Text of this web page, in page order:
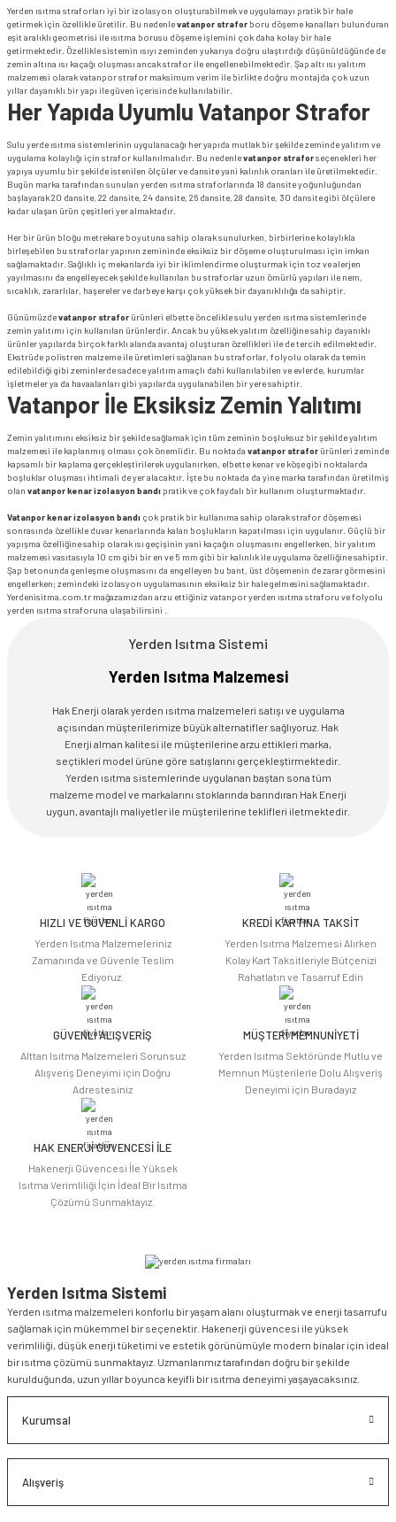
Yerden ısıtma straforları iyi bir izolasyon oluşturabilmek ve uygulamayı pratik bir hale
getirmek için özellikle üretilir. Bu nedenlevatanpor strafor boru döşeme kanalları bulunduran
eşit aralıklı geometrisi ile ısıtma borusu döşeme işlemini çok daha kolay bir hale
getirmektedir. Özellikle sistemin ısıyı zeminden yukarıya doğru ulaştırdığı düşünüldüğünde de
zemin altına ısı kaçağı oluşması ancak strafor ile engellenebilmektedir. Şap altı ısı yalıtım
malzemesi olarak vatanpor strafor maksimum verim ile birlikte doğru montajda çok uzun
yıllar dayanıklı bir yapı ile güven içerisinde kullanılabilir.
Her Yapıda Uyumlu Vatanpor Strafor
Sulu yerde ısıtma sistemlerinin uygulanacağı her yapıda mutlak bir şekilde zeminde yalıtım ve
uygulama kolaylığı için strafor kullanılmalıdır. Bu nedenlevatanpor straforseçenekleri her
yapıya uyumlu bir şekilde istenilen ölçüler ve dansite yani kalınlık oranları ile üretilmektedir.
Bugün marka tarafından sunulan yerden ısıtma straforlarında 18 dansite yoğunluğundan
başlayarak 20 dansite, 22 dansite, 24 dansite, 26 dansite, 28 dansite, 30 dansite gibi ölçülere
kadar ulaşan ürün çeşitleri yer almaktadır.
Her bir ürün bloğu metrekare boyutuna sahip olarak sunulurken, birbirlerine kolaylıkla
birleşebilen bu straforlar yapının zemininde eksiksiz bir döşeme oluşturulması için imkan
sağlamaktadır. Sağlıklı iç mekanlarda iyi bir iklimlendirme oluşturmak için toz ve alerjen
yayılmasını da engelleyecek şekilde kullanılan bu straforlar uzun ömürlü yapıları ile nem,
sıcaklık, zararlılar, haşereler ve darbeye karşı çok yüksek bir dayanıklılığa da sahiptir.
Günümüzdevatanpor strafor ürünleri elbette öncelikle sulu yerden ısıtma sistemlerinde
zemin yalıtımı için kullanılan ürünlerdir. Ancak bu yüksek yalıtım özelliğine sahip dayanıklı
ürünler yapılarda birçok farklı alanda avantaj oluşturan özellikleri ile de tercih edilmektedir.
Ekstrüde polistren malzeme ile üretimleri sağlanan bu straforlar, folyolu olarak da temin
edilebildiği gibi zeminlerde sadece yalıtım amaçlı dahi kullanılabilen ve evlerde, kurumlar
işletmeler ya da havaalanları gibi yapılarda uygulanabilen bir yere sahiptir.
Vatanpor İle Eksiksiz Zemin Yalıtımı
Zemin yalıtımını eksiksiz bir şekilde sağlamak için tüm zeminin boşluksuz bir şekilde yalıtım
malzemesi ile kaplanmış olması çok önemlidir. Bu noktada vatanpor strafor ürünleri zeminde
kapsamlı bir kaplama gerçekleştirilerek uygulanırken, elbette kenar ve köşe gibi noktalarda
boşluklar oluşması ihtimali de yer alacaktır. İşte bu noktada da yine marka tarafından üretilmiş
olan vatanpor kenar izolasyon bandı pratik ve çok faydalı bir kullanım oluşturmaktadır.
Vatanpor kenar izolasyon bandı çok pratik bir kullanıma sahip olarak strafor döşemesi
sonrasında özellikle duvar kenarlarında kalan boşlukların kapatılması için uygulanır. Güçlü bir
yapışma özelliğine sahip olarak ısı geçişinin yani kaçağın oluşmasını engellerken, bir yalıtım
malzemesi vasıtasıyla 10 cm gibi bir en ve 5 mm gibi bir kalınlık ile uygulama özelliğine sahiptir.
Şap betonunda genleşme oluşmasını da engelleyen bu bant, üst döşemenin de zarar görmesini
engellerken; zemindeki izolasyon uygulamasının eksiksiz bir hale gelmesini sağlamaktadır.
Yerdenisitma.com.tr mağazamızdan arzu ettiğiniz vatanpor yerden ısıtma straforu ve folyolu
yerden ısıtma straforuna ulaşabilirsini .
Yerden Isıtma Sistemi
Yerden Isıtma Malzemesi
Hak Enerji olarak yerden ısıtma malzemeleri satışı ve uygulama
açısından müşterilerimize büyük alternatifler sağlıyoruz. Hak
Enerji alman kalitesi ile müşterilerine arzu ettikleri marka,
seçtikleri model ürüne göre satışlarını gerçekleştirmektedir.
Yerden ısıtma sistemlerinde uygulanan baştan sona tüm
malzeme model ve markalarını stoklarında barındıran Hak Enerji
uygun, avantajlı maliyetler ile müşterilerine teklifleri iletmektedir.
HIZLI VE GÜVENLİ KARGO
Yerden Isıtma Malzemeleriniz
Zamanında ve Güvenle Teslim
Ediyoruz.
KREDİ KARTINA TAKSİT
Yerden Isıtma Malzemesi Alırken
Kolay Kart Taksitleriyle Bütçenizi
Rahatlatın ve Tasarruf Edin
GÜVENLİ ALIŞVERİŞ
Alttan Isıtma Malzemeleri Sorunsuz
Alışveriş Deneyimi için Doğru
Adrestesiniz
MÜŞTERİ MEMNUNİYETİ
Yerden Isıtma Sektöründe Mutlu ve
Memnun Müşterilerle Dolu Alışveriş
Deneyimi için Buradayız
HAK ENERJİ GÜVENCESİ İLE
Hakenerji Güvencesi İle Yüksek
Isıtma Verimliliği İçin İdeal Bir Isıtma
Çözümü Sunmaktayız.
Yerden Isıtma Sistemi
Yerden ısıtma malzemeleri konforlu bir yaşam alanı oluşturmak ve enerji tasarrufu
sağlamak için mükemmel bir seçenektir. Hakenerji güvencesi ile yüksek
verimliliği, düşük enerji tüketimi ve estetik görünümüyle modern binalar için ideal
bir ısıtma çözümü sunmaktayız. Uzmanlarımız tarafından doğru bir şekilde
kurulduğunda, uzun yıllar boyunca keyifli bir ısıtma deneyimi yaşayacaksınız.
Kurumsal
Alışveriş